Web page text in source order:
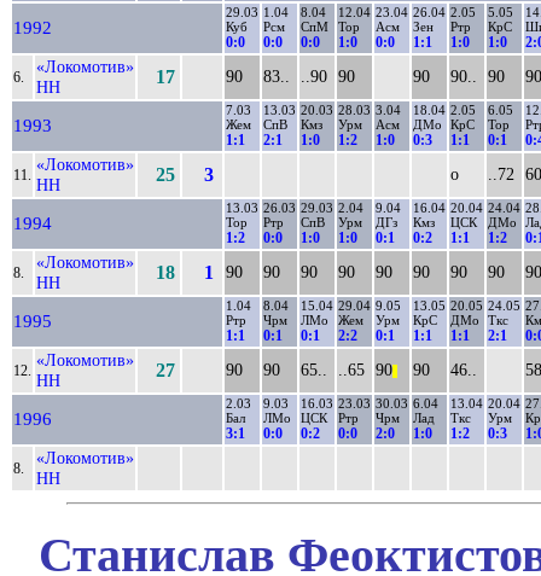
1992
29.03
Куб
0:0
1.04
Рсм
0:0
8.04
СпМ
0:0
12.04
Тор
1:0
23.04
Асм
0:0
26.04
Зен
1:1
2.05
Ртр
1:0
5.05
КрС
1:0
6.
«Локомотив»
НН
17 90 83.. ..90 90 90 90.. 90 90
1993
7.03
Жем
1:1
13.03
СпВ
2:1
20.03
Кмз
1:0
28.03
Урм
1:2
3.04
Асм
1:0
18.04
ДМо
0:3
2.05
КрС
1:1
6.05
Тор
0:1
11.
«Локомотив»
НН
25 3 о ..72
1994
13.03
Тор
1:2
26.03
Ртр
0:0
29.03
СпВ
1:0
2.04
Урм
1:0
9.04
ДГз
0:1
16.04
Кмз
0:2
20.04
ЦСК
1:1
24.04
ДМо
1:2
8.
«Локомотив»
НН
18 1 90 90 90 90 90 90 90 90 90
1995
1.04
Ртр
1:1
8.04
Чрм
0:1
15.04
ЛМо
0:1
29.04
Жем
2:2
9.05
Урм
0:1
13.05
КрС
1:1
20.05
ДМо
1:1
24.05
Ткс
2:1
12.
«Локомотив»
НН
27 90 90 65.. ..65 90 90 46..
1996
2.03
Бал
3:1
9.03
ЛМо
0:0
16.03
ЦСК
0:2
23.03
Ртр
0:0
30.03
Чрм
2:0
6.04
Лад
1:0
13.04
Ткс
1:2
20.04
Урм
0:3
8.
«Локомотив»
НН
Станислав